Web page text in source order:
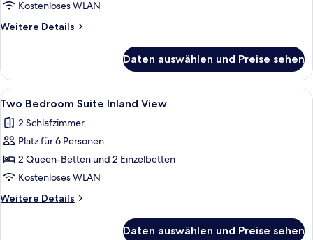
anzeigen
Kostenloses WLAN
Weitere Details
Weitere
Bedroom
Suite
Sea
Daten auswählen und Preise sehen
Alle
Fotos
für
Two
Bedroom
Suite
Inland
View
Zimmersafe, Schreibtisch,
7
Two Bedroom Suite Inland View
2 Schlafzimmer
Platz für 6 Personen
2 Queen-Betten und 2 Einzelbetten
Kostenloses WLAN
Weitere Details
Weitere
Daten auswählen und Preise sehen